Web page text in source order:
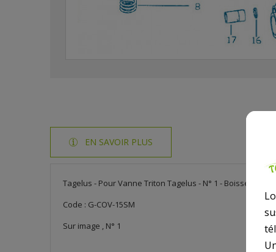
EN SAVOIR PLUS
Tagelus - Pour Vanne Triton Tagelus - N° 1 - Boisseau
Code : G-COV-15SM
Sur image , N° 1